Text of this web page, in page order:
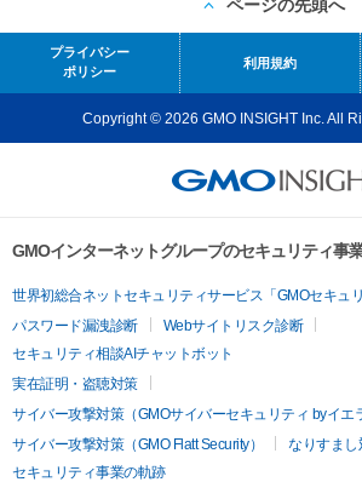
ページの先頭へ
プライバシー
ポリシー
利用規約
Copyright © 2026 GMO INSIGHT Inc. All
GMOインターネットグループのセキュリティ事
世界初総合ネットセキュリティサービス「GMOセキュリ
パスワード漏洩診断
Webサイトリスク診断
セキュリティ相談AIチャットボット
実在証明・盗聴対策
サイバー攻撃対策（GMOサイバーセキュリティ byイエ
サイバー攻撃対策（GMO Flatt Security）
なりすまし
セキュリティ事業の軌跡